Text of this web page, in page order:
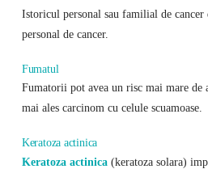
Istoricul personal sau familial de cancer
personal de cancer.
Fumatul
Fumatorii pot avea un risc mai mare de
mai ales carcinom cu celule scuamoase.
Keratoza actinica
Keratoza actinica(keratoza solara)